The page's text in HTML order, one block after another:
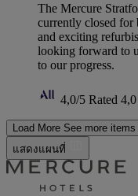
The Mercure
currently closed for
and exciting
looking forward to
to our progress.
4,0/5 Rated
Load More See more items
แสดงแผนที่